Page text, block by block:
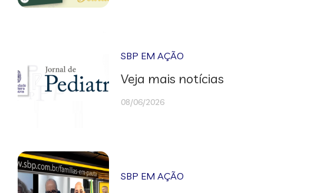
SBP EM AÇÃO
Veja mais notícias
08/06/2026
SBP EM AÇÃO